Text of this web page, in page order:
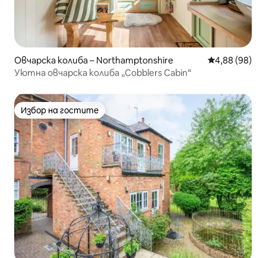
Овчарска колиба – Northamptonshire Средна
4,88 (98)
Уютна овчарска колиба „Cobblers Cabin“
Избор на гостите
Избор на гостите